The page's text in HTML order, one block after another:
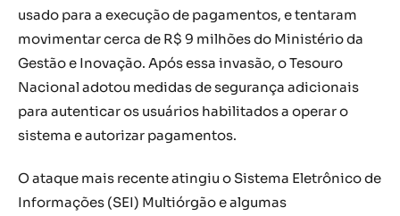
usado para a execução de pagamentos, e tentaram
movimentar cerca de R$ 9 milhões do Ministério da
Gestão e Inovação. Após essa invasão, o Tesouro
Nacional adotou medidas de segurança adicionais
para autenticar os usuários habilitados a operar o
sistema e autorizar pagamentos.
O ataque mais recente atingiu o Sistema Eletrônico de
Informações (SEI) Multiórgão e algumas